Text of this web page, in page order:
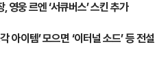
, 영웅 르엔 ‘서큐버스’ 스킨 추가
아이템’ 모으면 ‘이터널 소드’ 등 전설